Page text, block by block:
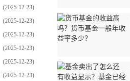
(2025-12-23)
(2025-12-23)
(2025-12-23)
(2025-12-23)
(2025-12-23)
(2025-12-23)